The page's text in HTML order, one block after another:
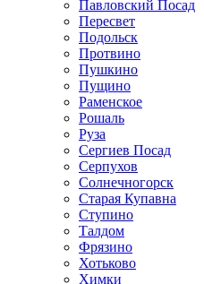
Павловский Посад
Пересвет
Подольск
Протвино
Пушкино
Пущино
Раменское
Рошаль
Руза
Сергиев Посад
Серпухов
Солнечногорск
Старая Купавна
Ступино
Талдом
Фрязино
Хотьково
Химки